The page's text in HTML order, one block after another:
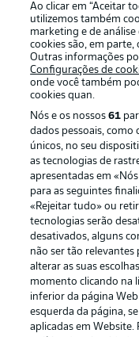
Oferecido por
Publicidade
Gerir preferências
Trabalhe conosco
Contato
Ao clicar em “Aceitar
utilizemos também
marketing e de análise
cookies são, em
Outras informações
Configurações de
onde você também
cookies quan.
Nós e os nossos61
dados pessoais, como
únicos, no seu
as tecnologias de
apresentadas em
para as seguintes
«Rejeitar tudo» ou
tecnologias serão
desativados, alguns
não ser tão relevantes
alterar as suas
momento clicando na
inferior da página
esquerda da página,
aplicadas em Website.